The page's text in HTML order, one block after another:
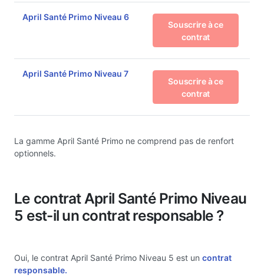
April Santé Primo Niveau 6
Souscrire à ce
contrat
April Santé Primo Niveau 7
Souscrire à ce
contrat
La gamme April Santé Primo ne comprend pas de renfort
optionnels.
Le contrat April Santé Primo Niveau
5 est-il un contrat responsable ?
Oui, le contrat April Santé Primo Niveau 5 est un contrat
responsable.